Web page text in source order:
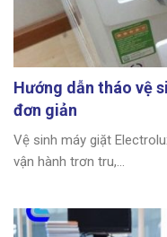
Hướng dẫn tháo vệ
đơn giản
Vệ sinh máy giặt
vận hành trơn tru,...